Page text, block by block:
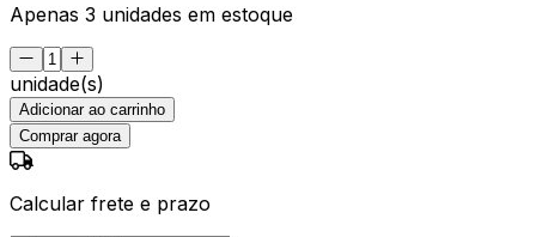
Apenas 3 unidades em estoque
unidade(s)
Adicionar ao carrinho
Comprar agora
Calcular frete e prazo